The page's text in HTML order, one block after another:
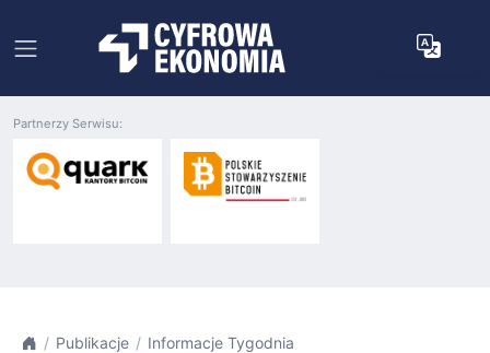
Partnerzy Serwisu:
Publikacje
Informacje Tygodnia